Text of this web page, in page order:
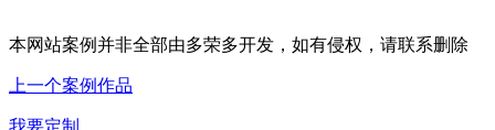
本网站案例并非全部由多荣多开发，如有侵权，请联系删除
上一个案例作品
我要定制